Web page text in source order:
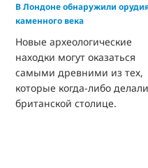
В Лондоне обнаружили
каменного века
Новые археологические
находки могут оказаться
самыми древними из тех,
которые когда-либо
британской столице.